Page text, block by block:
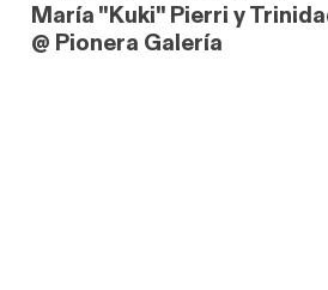
María "Kuki" Pierri y
@ Pionera Galería